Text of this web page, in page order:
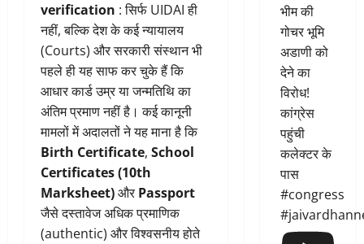
verification : सिर्फ UIDAI ही
नहीं, बल्कि देश के कई न्यायालय
(Courts) और सरकारी संस्थान भी
पहले ही यह साफ कर चुके हैं कि
आधार कार्ड उम्र या जन्मतिथि का
अंतिम प्रमाण नहीं है। कई कानूनी
मामलों में अदालतों ने यह माना है कि
Birth Certificate, School
Certificates (10th
Marksheet)और Passport
जैसे दस्तावेज अधिक प्रमाणिक
(authentic) और विश्वसनीय होते
भीम की
गोचर भूमि
अडाणी को
देने का
विरोध!
कांग्रेस
पहुंची
कलेक्टर के
पास
#congress